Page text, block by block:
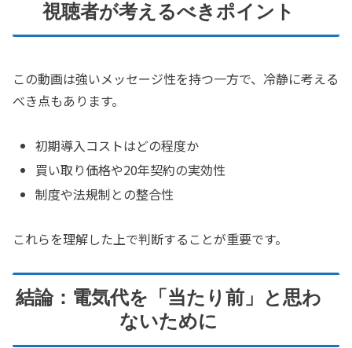
視聴者が考えるべきポイント
この動画は強いメッセージ性を持つ一方で、冷静に考える
べき点もあります。
初期導入コストはどの程度か
買い取り価格や20年契約の実効性
制度や法規制との整合性
これらを理解した上で判断することが重要です。
結論：電気代を「当たり前」と思わ
ないために